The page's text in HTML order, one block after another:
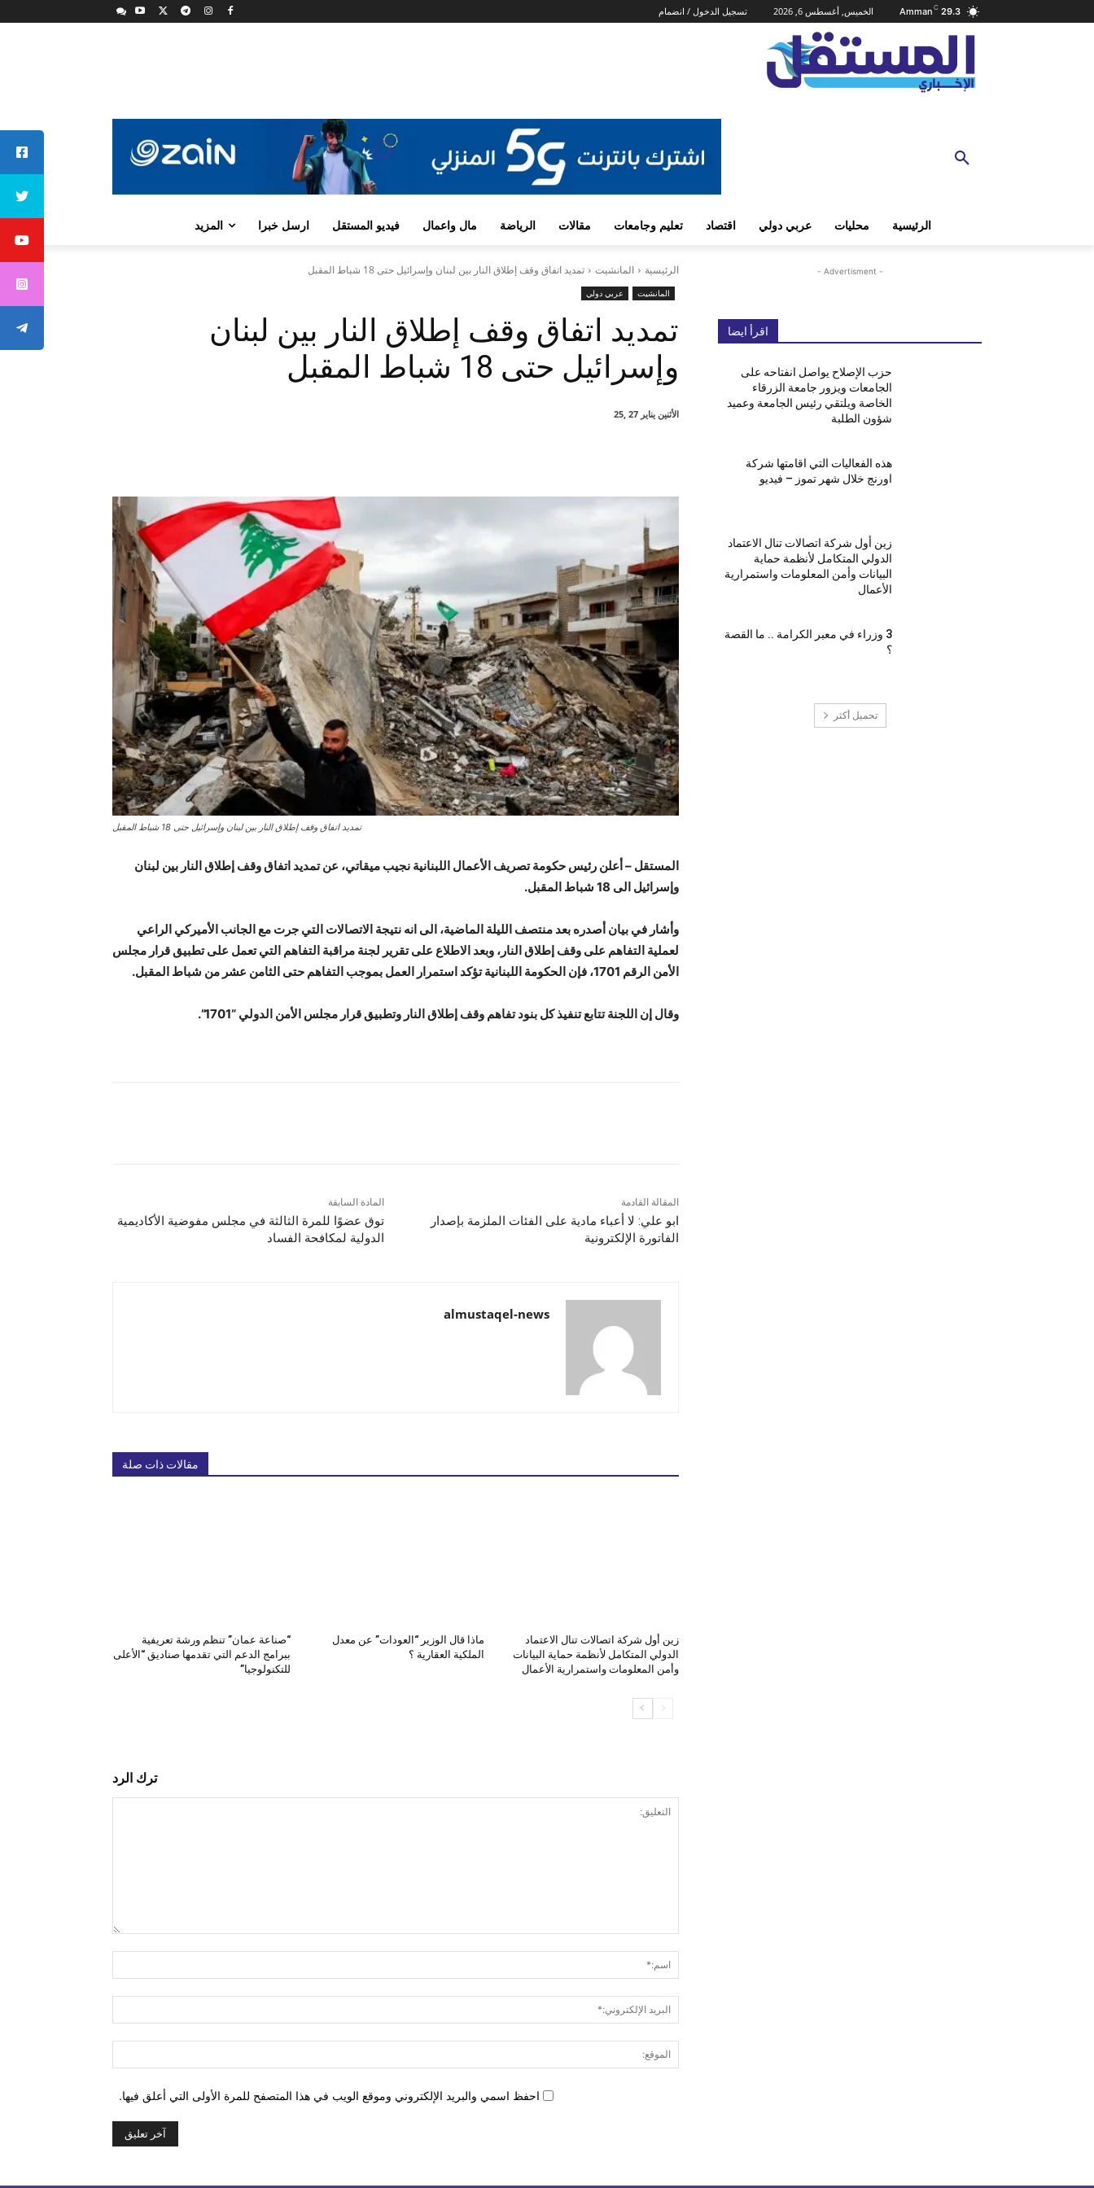
29.3
C
Amman الخميس, أغسطس 6, 2026 تسجيل الدخول / انضمام
الرئيسية محليات عربي دولي اقتصاد تعليم وجامعات مقالات الرياضة مال واعمال فيديو المستقل ارسل خبرا المزيد
الرئيسية المانشيت تمديد اتفاق وقف إطلاق النار بين لبنان وإسرائيل حتى 18 شباط المقبل
المانشيت عربي دولي
تمديد اتفاق وقف إطلاق النار بين لبنان
وإسرائيل حتى 18 شباط المقبل
الأثنين يناير 27 ,25
تمديد اتفاق وقف إطلاق النار بين لبنان وإسرائيل حتى 18 شباط المقبل
المستقل – أعلن رئيس حكومة تصريف الأعمال اللبنانية نجيب ميقاتي، عن تمديد اتفاق وقف إطلاق النار بين لبنان
وإسرائيل الى 18 شباط المقبل.
وأشار في بيان أصدره بعد منتصف الليلة الماضية، الى انه نتيجة الاتصالات التي جرت مع الجانب الأميركي الراعي
لعملية التفاهم على وقف إطلاق النار، وبعد الاطلاع على تقرير لجنة مراقبة التفاهم التي تعمل على تطبيق قرار مجلس
الأمن الرقم 1701، فإن الحكومة اللبنانية تؤكد استمرار العمل بموجب التفاهم حتى الثامن عشر من شباط المقبل.
وقال إن اللجنة تتابع تنفيذ كل بنود تفاهم وقف إطلاق النار وتطبيق قرار مجلس الأمن الدولي “1701”.
المادة السابقة
توق عضوًا للمرة الثالثة في مجلس مفوضية الأكاديمية
الدولية لمكافحة الفساد
المقالة القادمة
ابو علي: لا أعباء مادية على الفئات الملزمة بإصدار
الفاتورة الإلكترونية
almustaqel-news
مقالات ذات صلة
زين أول شركة اتصالات تنال الاعتماد
الدولي المتكامل لأنظمة حماية البيانات
وأمن المعلومات واستمرارية الأعمال
ماذا قال الوزير “العودات” عن معدل
الملكية العقارية ؟
“صناعة عمان” تنظم ورشة تعريفية
ببرامج الدعم التي تقدمها صناديق “الأعلى
للتكنولوجيا”
ترك الرد
الإلكتروني:*
احفظ اسمي والبريد الإلكتروني وموقع الويب في هذا المتصفح للمرة الأولى التي أعلق فيها.
- Advertisment -
اقرأ ايضا
حزب الإصلاح يواصل انفتاحه على
الجامعات ويزور جامعة الزرقاء
الخاصة ويلتقي رئيس الجامعة وعميد
شؤون الطلبة
هذه الفعاليات التي اقامتها شركة
اورنج خلال شهر تموز – فيديو
زين أول شركة اتصالات تنال الاعتماد
الدولي المتكامل لأنظمة حماية
البيانات وأمن المعلومات واستمرارية
الأعمال
3 وزراء في معبر الكرامة .. ما القصة
؟
تحميل أكثر